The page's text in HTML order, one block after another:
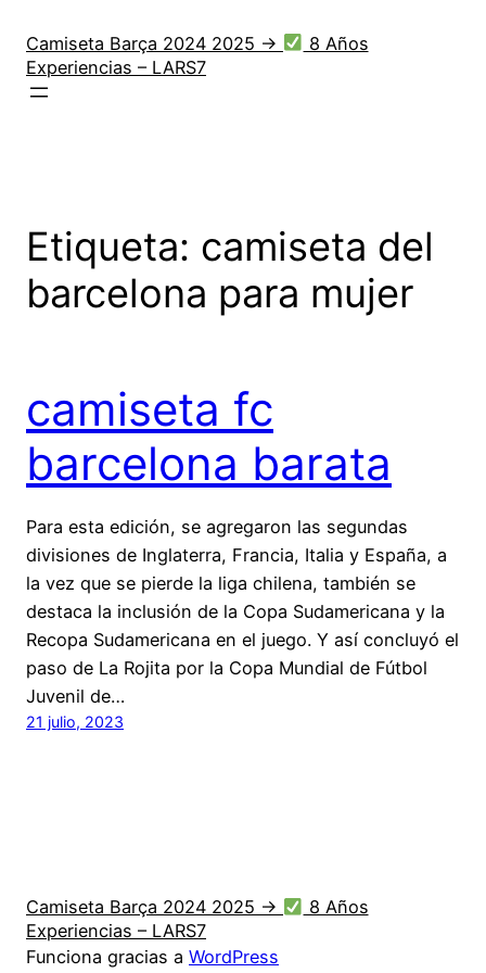
contenido
Camiseta Barça 2024 2025 →
8 Años
Experiencias – LARS7
Etiqueta: camiseta del
barcelona para mujer
camiseta fc
barcelona barata
Para esta edición, se agregaron las segundas
divisiones de Inglaterra, Francia, Italia y España, a
la vez que se pierde la liga chilena, también se
destaca la inclusión de la Copa Sudamericana y la
Recopa Sudamericana en el juego. Y así concluyó el
paso de La Rojita por la Copa Mundial de Fútbol
Juvenil de…
21 julio, 2023
Camiseta Barça 2024 2025 →
8 Años
Experiencias – LARS7
Funciona gracias a WordPress